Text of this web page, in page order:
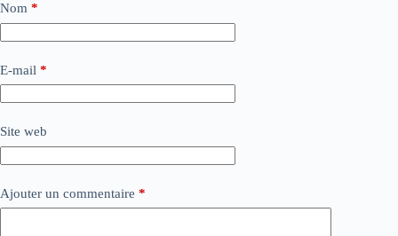
Nom *
E-mail *
Site web
Ajouter un commentaire *